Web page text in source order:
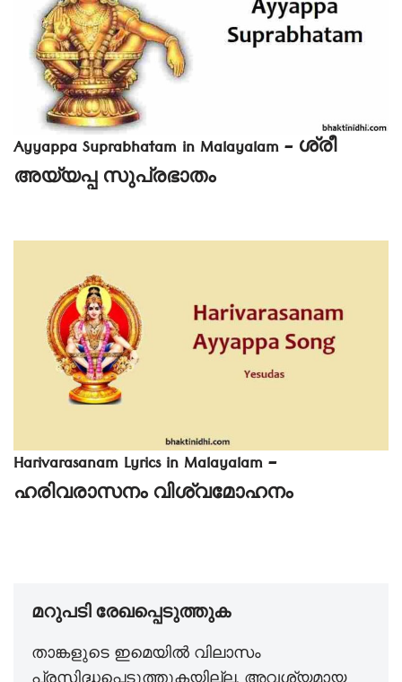
Ayyappa Suprabhatam in Malayalam – ശ്രീ
അയ്യപ്പ സുപ്രഭാതം
Harivarasanam Lyrics in Malayalam –
ഹരിവരാസനം വിശ്വമോഹനം
മറുപടി രേഖപ്പെടുത്തുക
താങ്കളുടെ ഇമെയില്‍ വിലാസം